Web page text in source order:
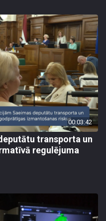
00:03:42
transporta un
regulējuma